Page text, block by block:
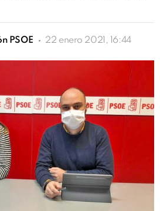
PSOE 22 enero 2021, 16:44